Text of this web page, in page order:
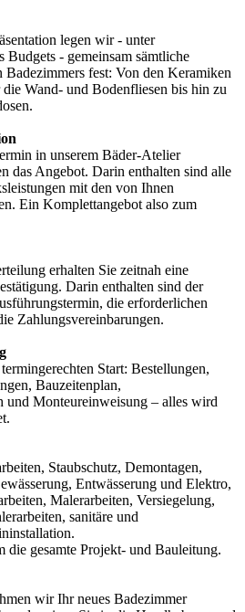
legen wir - unter
Budgets - gemeinsam sämtliche
Badezimmers fest: Von den Keramiken
Wand- und Bodenfliesen bis hin zu
in unserem Bäder-Atelier
das Angebot. Darin enthalten sind alle
mit den von Ihnen
Ein Komplettangebot also zum
erhalten Sie zeitnah eine
Darin enthalten sind der
die erforderlichen
Zahlungsvereinbarungen.
Start: Bestellungen,
Bauzeitenplan,
und Monteureinweisung – alles wird
Staubschutz, Demontagen,
Entwässerung und Elektro,
Malerarbeiten, Versiegelung,
sanitäre und
die gesamte Projekt- und Bauleitung.
wir Ihr neues Badezimmer